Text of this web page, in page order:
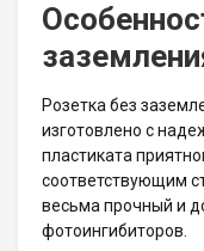
Розетка без
изготовлено с
пластиката
соответствующим
весьма прочный и
фотоингибиторов.